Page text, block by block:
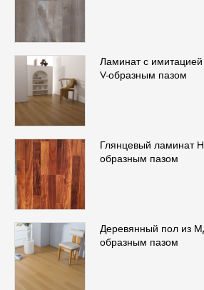
Ламинат с
V-образным пазом
Глянцевый ламинат
образным пазом
Деревянный пол из
образным пазом